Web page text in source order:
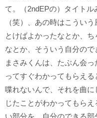
て。（2ndEPの）タイト
（笑）、あの時はこうい
とけばよかったなとか、
なとか、そういう自分ので
まさみくんは、たぶん会
ってすぐわかってもらえる
喋れないんで、それを曲
じたことがわかってもら
い部分を、自分のできる部